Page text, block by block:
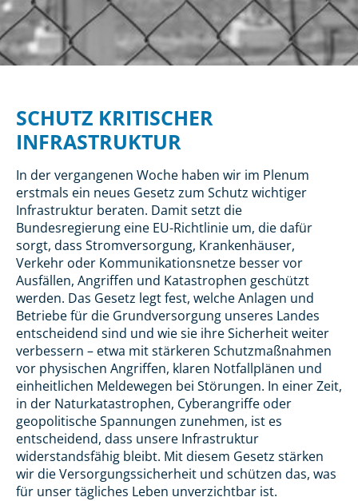
SCHUTZ KRITISCHER
INFRASTRUKTUR
In der vergangenen Woche haben wir im Plenum
erstmals ein neues Gesetz zum Schutz wichtiger
Infrastruktur beraten. Damit setzt die
Bundesregierung eine EU-Richtlinie um, die dafür
sorgt, dass Stromversorgung, Krankenhäuser,
Verkehr oder Kommunikationsnetze besser vor
Ausfällen, Angriffen und Katastrophen geschützt
werden. Das Gesetz legt fest, welche Anlagen und
Betriebe für die Grundversorgung unseres Landes
entscheidend sind und wie sie ihre Sicherheit weiter
verbessern – etwa mit stärkeren Schutzmaßnahmen
vor physischen Angriffen, klaren Notfallplänen und
einheitlichen Meldewegen bei Störungen. In einer Zeit,
in der Naturkatastrophen, Cyberangriffe oder
geopolitische Spannungen zunehmen, ist es
entscheidend, dass unsere Infrastruktur
widerstandsfähig bleibt. Mit diesem Gesetz stärken
wir die Versorgungssicherheit und schützen das, was
für unser tägliches Leben unverzichtbar ist.